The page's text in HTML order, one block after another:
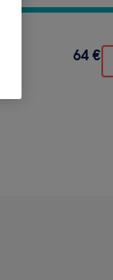
64 €